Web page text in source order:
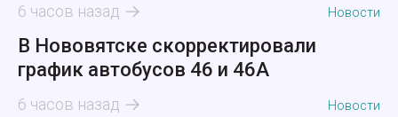
6 часов назад Новости
В Нововятске скорректировали
график автобусов 46 и 46А
6 часов назад Новости